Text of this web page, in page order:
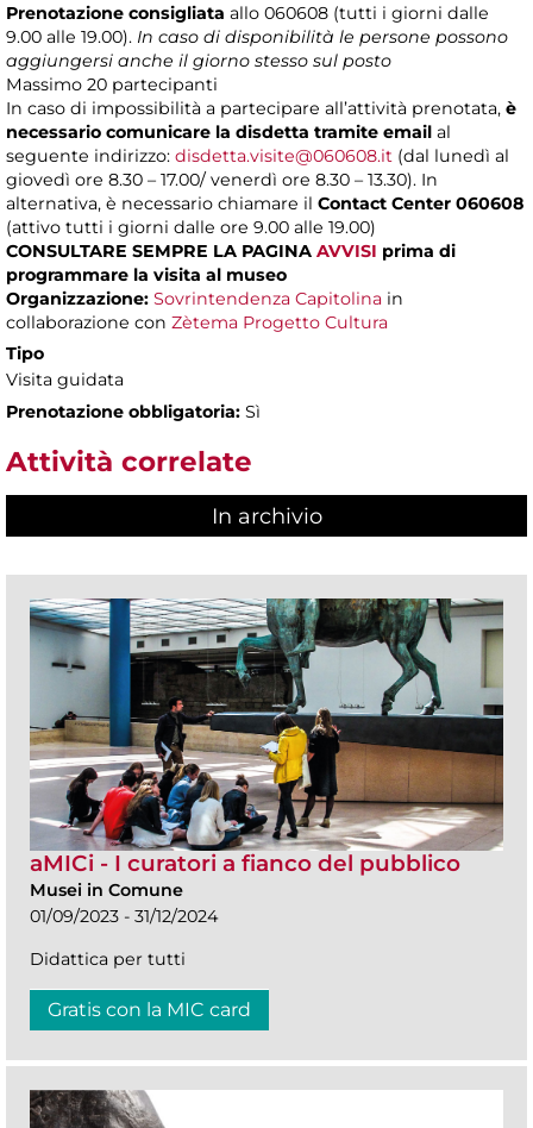
Prenotazione consigliata allo 060608 (tutti i giorni dalle
9.00 alle 19.00). In caso di disponibilità le persone possono
aggiungersi anche il giorno stesso sul posto
Massimo 20 partecipanti
In caso di impossibilità a partecipare all’attività prenotata, è
necessario comunicare la disdetta tramite email al
seguente indirizzo: disdetta.visite@060608.it (dal lunedì al
giovedì ore 8.30 – 17.00/ venerdì ore 8.30 – 13.30). In
alternativa, è necessario chiamare il Contact Center 060608
(attivo tutti i giorni dalle ore 9.00 alle 19.00)
CONSULTARE SEMPRE LA PAGINA AVVISI prima di
programmare la visita al museo
Organizzazione: Sovrintendenza Capitolina in
collaborazione con Zètema Progetto Cultura
Tipo
Visita guidata
Prenotazione obbligatoria: Sì
Attività correlate
In archivio
aMICi - I curatori a fianco del pubblico
Musei in Comune
01/09/2023 - 31/12/2024
Didattica per tutti
Gratis con la MIC card